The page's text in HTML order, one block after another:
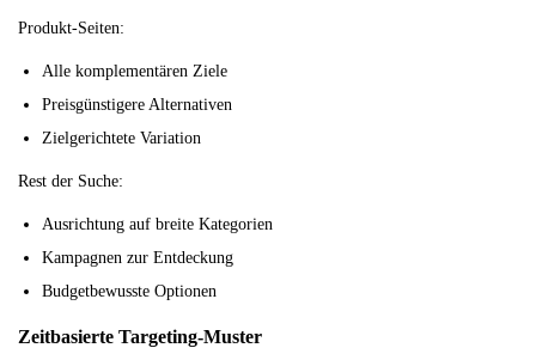
Produkt-Seiten:
Alle komplementären Ziele
Preisgünstigere Alternativen
Zielgerichtete Variation
Rest der Suche:
Ausrichtung auf breite Kategorien
Kampagnen zur Entdeckung
Budgetbewusste Optionen
Zeitbasierte Targeting-Muster